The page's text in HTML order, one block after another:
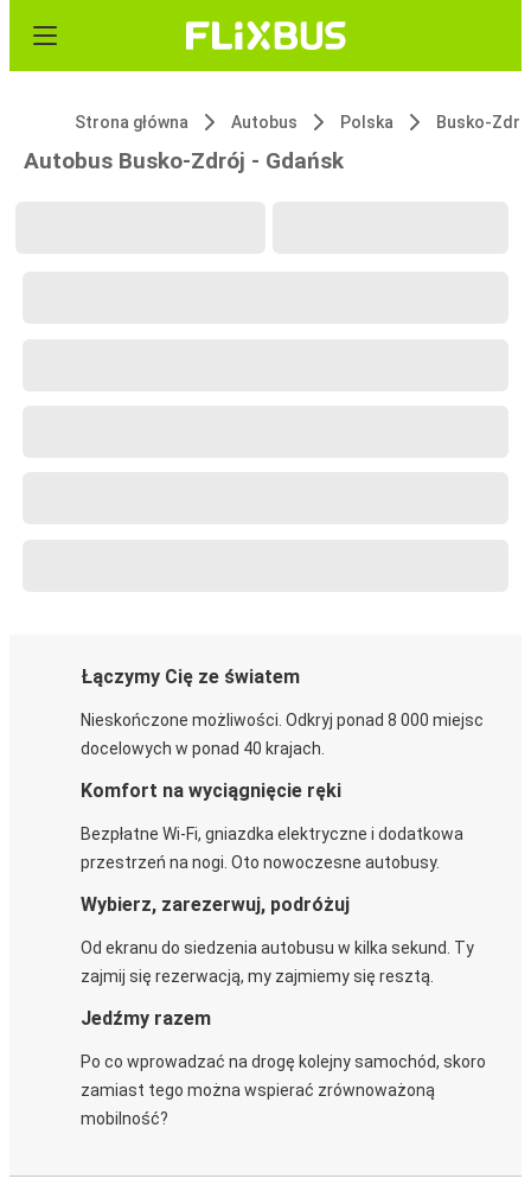
Strona główna Autobus Polska Busko-
Autobus Busko-Zdrój - Gdańsk
Łączymy Cię ze światem
Nieskończone możliwości. Odkryj ponad 8 000 miejsc
docelowych w ponad 40 krajach.
Komfort na wyciągnięcie ręki
Bezpłatne Wi-Fi, gniazdka elektryczne i dodatkowa
przestrzeń na nogi. Oto nowoczesne autobusy.
Wybierz, zarezerwuj, podróżuj
Od ekranu do siedzenia autobusu w kilka sekund. Ty
zajmij się rezerwacją, my zajmiemy się resztą.
Jedźmy razem
Po co wprowadzać na drogę kolejny samochód, skoro
zamiast tego można wspierać zrównoważoną
mobilność?